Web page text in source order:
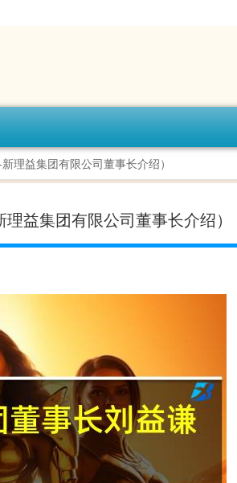
理益集团有限公司董事长介绍）
益集团有限公司董事长介绍）